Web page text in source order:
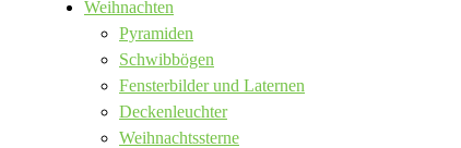
Weihnachten
Pyramiden
Schwibbögen
Fensterbilder und Laternen
Deckenleuchter
Weihnachtssterne